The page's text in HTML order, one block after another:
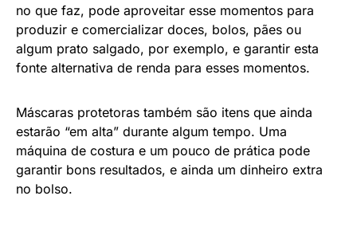
no que faz, pode aproveitar esse momentos para
produzir e comercializar doces, bolos, pães ou
algum prato salgado, por exemplo, e garantir esta
fonte alternativa de renda para esses momentos.
Máscaras protetoras também são itens que ainda
estarão “em alta” durante algum tempo. Uma
máquina de costura e um pouco de prática pode
garantir bons resultados, e ainda um dinheiro extra
no bolso.